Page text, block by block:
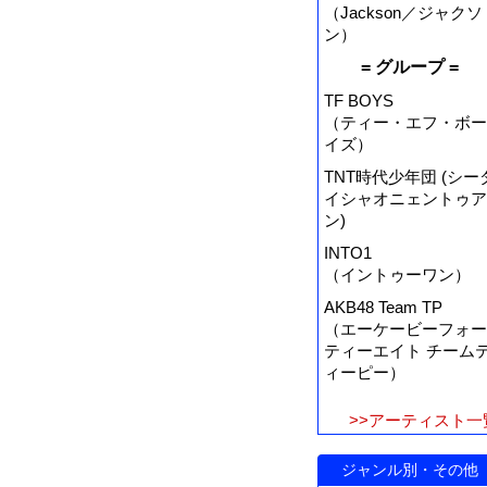
（Jackson／ジャクソ
ン）
= グループ =
TF BOYS
（ティー・エフ・ボー
イズ）
TNT時代少年団 (シー
イシャオニェントゥア
ン)
INTO1
（イントゥーワン）
AKB48 Team TP
（エーケービーフォー
ティーエイト チーム
ィーピー）
>>アーティスト一
ジャンル別・その他